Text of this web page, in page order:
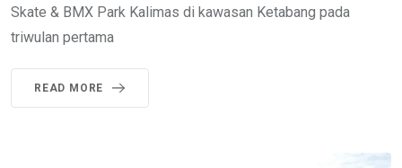
Skate & BMX Park Kalimas di kawasan Ketabang pada
triwulan pertama
READ MORE